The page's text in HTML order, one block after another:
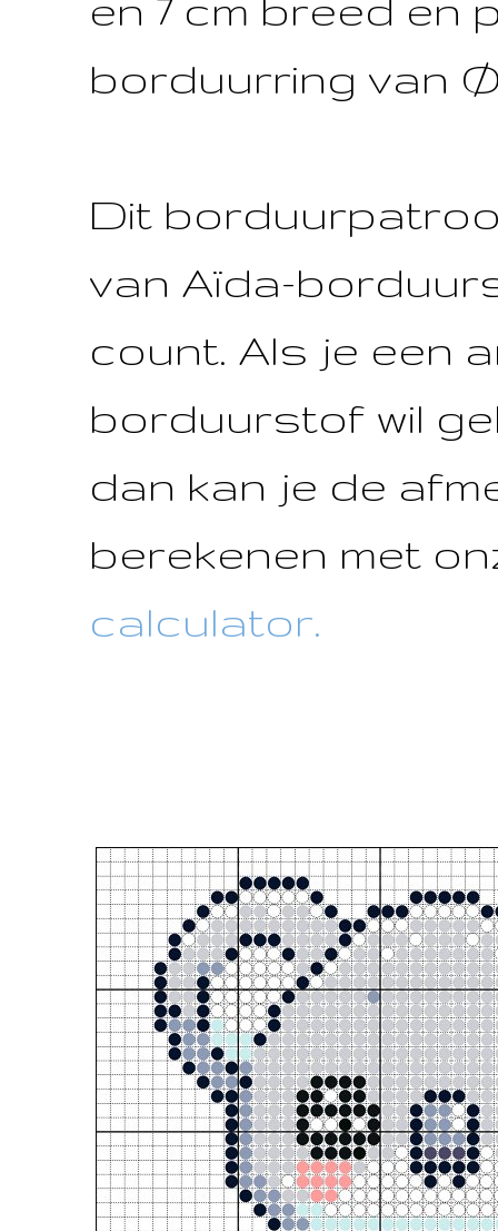
en 7 cm breed en
borduurring van Ø
Dit
van Aïda-
count. Als je een
borduurstof wil
dan kan je de
berekenen met
calculator.